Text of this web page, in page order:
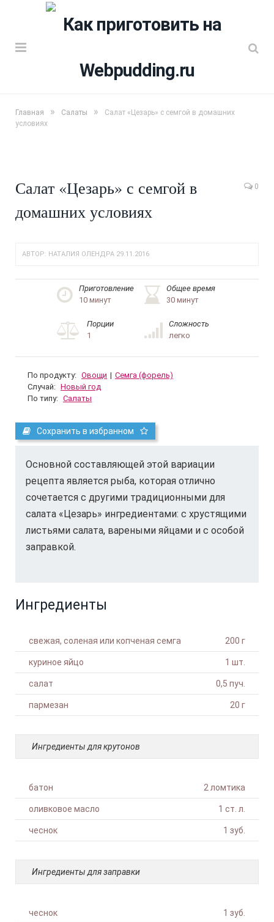
Главная » Салаты »
Салат «Цезарь» с семгой в домашних
условиях
Салат «Цезарь» с семгой в
домашних условиях
0
АВТОР: НАТАЛИЯ ОЛЕНДРА 29.11.2016
Приготовление
10 минут
Общее время
30 минут
Порции
1
Сложность
легко
По продукту: Овощи | Семга (форель)
Случай: Новый год
По типу: Салаты
Сохранить в избранном
Основной составляющей этой вариации
рецепта является рыба, которая отлично
сочетается с другими традиционными для
салата «Цезарь» ингредиентами: с хрустящими
листьями салата, вареными яйцами и с особой
заправкой.
Ингредиенты
свежая, соленая или копченая семга 200 г
куриное яйцо 1 шт.
салат 0,5 пуч.
пармезан 20 г
Ингредиенты для крутонов
батон 2 ломтика
оливковое масло 1 ст. л.
чеснок 1 зуб.
Ингредиенты для заправки
чеснок 1 зуб.